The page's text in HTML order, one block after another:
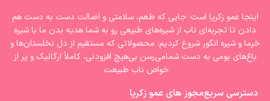
اینجا عمو زکریا است؛ جایی که طعم، سلامتی و اصالت دست به دست هم
دادن تا تجربه‌ای ناب از شیره‌های طبیعی رو به شما هدیه بدن ما با شیره‌
خرما و شیره انگور شروع کردیم؛ محصولاتی که مستقیم از دل نخلستان‌ها و
باغ‌های بومی به دست شمامی‌رسن بی‌هیچ افزودنی، کاملاً ارگانیک و پر از
خواص ناب طبیعت
دسترسی سریعمجوز های عمو زکریا